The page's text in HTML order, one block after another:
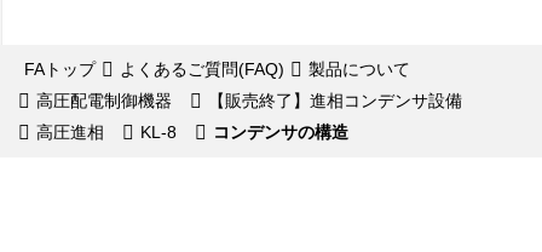
FAトップ よくあるご質問(FAQ)
製品について
高圧配電制御機器
【販売終了】進相コンデンサ設備
高圧進相
KL-8 コンデンサの構造